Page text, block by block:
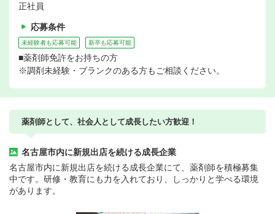
正社員
応募条件
未経験者も応募可能 新卒も応募可能
■薬剤師免許をお持ちの方
※調剤未経験・ブランクのある方もご相談ください。
薬剤師として、社会人として成長したい方歓迎！
名古屋市内に新規出店を続ける成長企業
名古屋市内に新規出店を続ける成長企業にて、薬剤師を積極募集
中です。研修・教育にも力を入れており、しっかりと学べる環境
があります。